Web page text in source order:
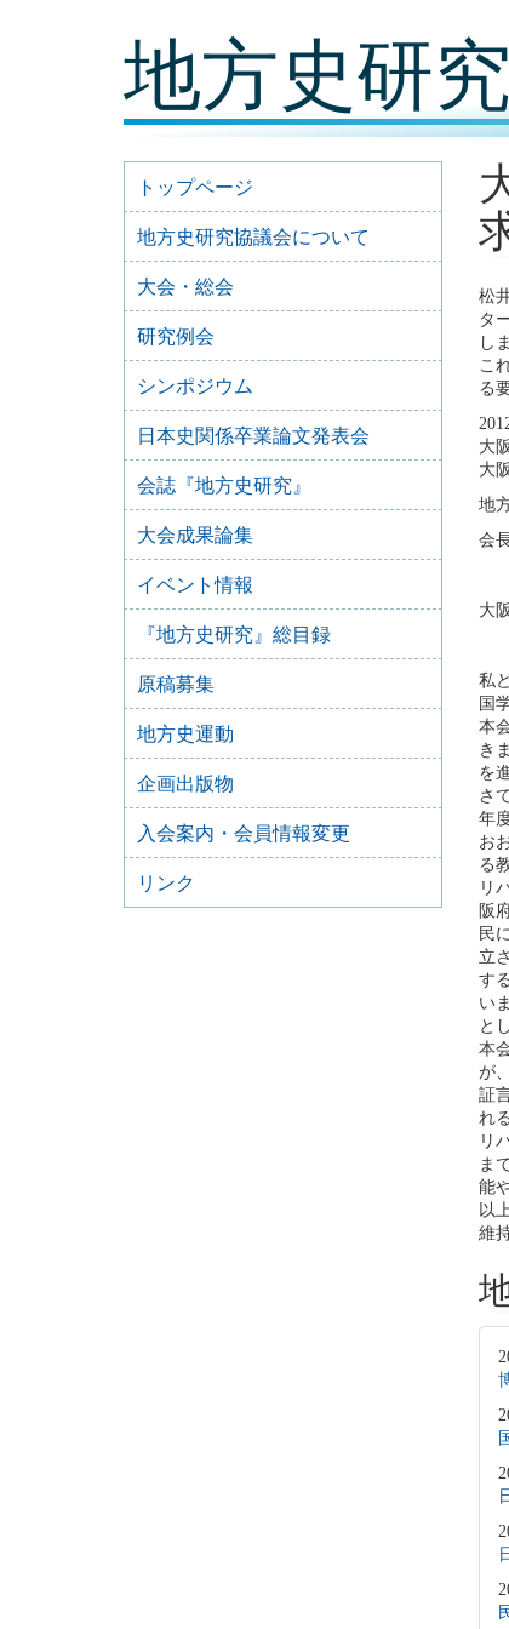
地方史研
松
タ
し
こ
る
大
大
地
会
大
私
国
本
き
を
さ
年
お
る
リ
阪
民
立
す
い
と
本
が
証
れ
リ
ま
能
以
維
トップページ
地方史研究協議会について
大会・総会
研究例会
シンポジウム
日本史関係卒業論文発表会
会誌『地方史研究』
大会成果論集
イベント情報
『地方史研究』総目録
原稿募集
地方史運動
企画出版物
入会案内・会員情報変更
リンク